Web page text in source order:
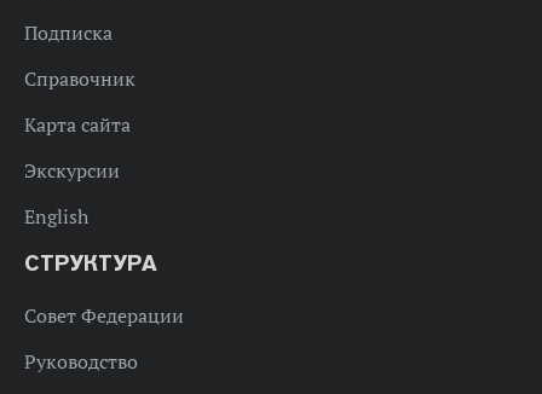
Подписка
Справочник
Карта сайта
Экскурсии
English
СТРУКТУРА
Совет Федерации
Руководство